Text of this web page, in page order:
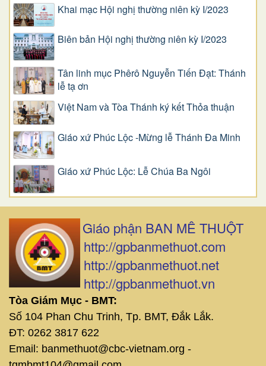
Khai mạc Hội nghị thường niên kỳ I/2023
Biên bản Hội nghị thường niên kỳ I/2023
Tân linh mục Phêrô Nguyễn Tiến Đạt: Thánh
lễ tạ ơn
Việt Nam và Tòa Thánh ký kết Thỏa thuận
Giáo xứ Phúc Lộc -Mừng lễ Thánh Đa Minh
Giáo xứ Phúc Lộc: Lễ Chúa Ba Ngôi
Giáo phận BAN MÊ THUỘT
http://gpbanmethuot.com
http://gpbanmethuot.net
http://gpbanmethuot.vn
Tòa Giám Mục - BMT:
Số 104 Phan Chu Trinh, Tp. BMT, Đắk Lắk.
ĐT: 0262 3817 622
Email: banmethuot@cbc-vietnam.org -